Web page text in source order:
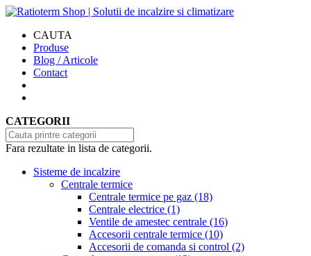
CAUTA
Produse
Blog / Articole
Contact
CATEGORII
Fara rezultate in lista de categorii.
Sisteme de incalzire
Centrale termice
Centrale termice pe gaz (18)
Centrale electrice (1)
Ventile de amestec centrale (16)
Accesorii centrale termice (10)
Accesorii de comanda si control (2)